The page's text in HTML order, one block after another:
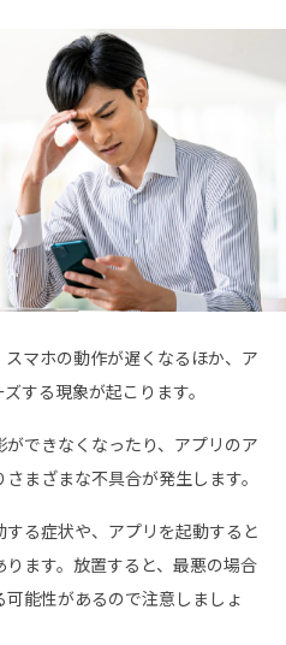
マホの動作が遅くなるほか、ア
する現象が起こります。
できなくなったり、アプリのア
まざまな不具合が発生します。
る症状や、アプリを起動すると
ます。放置すると、最悪の場合
能性があるので注意しましょ